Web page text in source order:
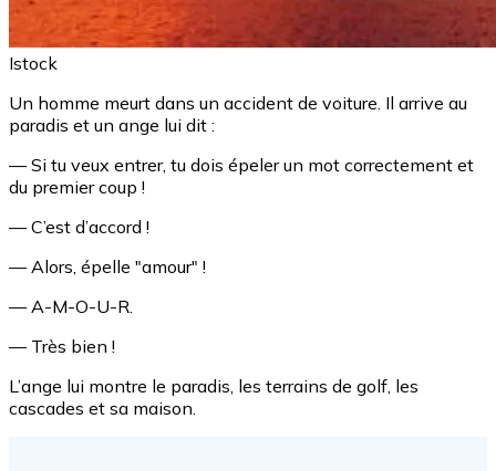
Istock
Un homme meurt dans un accident de voiture. Il arrive au
paradis et un ange lui dit :
— Si tu veux entrer, tu dois épeler un mot correctement et
du premier coup !
— C’est d’accord !
— Alors, épelle "amour" !
— A-M-O-U-R.
— Très bien !
L’ange lui montre le paradis, les terrains de golf, les
cascades et sa maison.